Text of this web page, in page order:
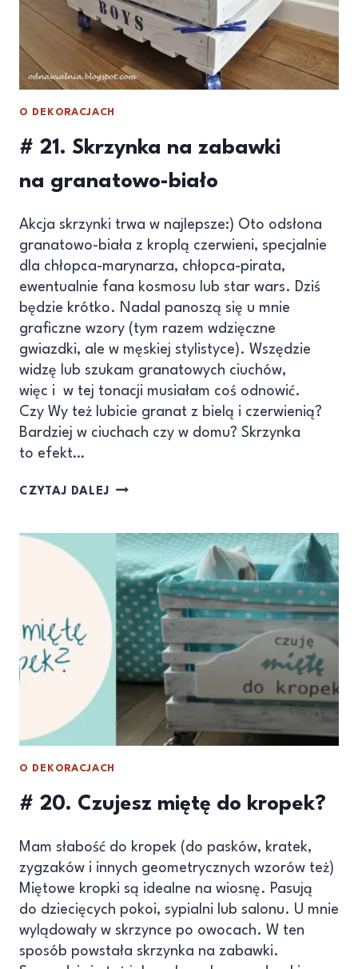
O DEKORACJACH
# 21. Skrzynka na zabawki
na granatowo-biało
Akcja skrzynki trwa w najlepsze:) Oto odsłona
granatowo-biała z kroplą czerwieni, specjalnie
dla chłopca-marynarza, chłopca-pirata,
ewentualnie fana kosmosu lub star wars. Dziś
będzie krótko. Nadal panoszą się u mnie
graficzne wzory (tym razem wdzięczne
gwiazdki, ale w męskiej stylistyce). Wszędzie
widzę lub szukam granatowych ciuchów,
więc i w tej tonacji musiałam coś odnowić.
Czy Wy też lubicie granat z bielą i czerwienią?
Bardziej w ciuchach czy w domu? Skrzynka
to efekt…
CZYTAJ DALEJ
O DEKORACJACH
# 20. Czujesz miętę do kropek?
Mam słabość do kropek (do pasków, kratek,
zygzaków i innych geometrycznych wzorów też)
Miętowe kropki są idealne na wiosnę. Pasują
do dziecięcych pokoi, sypialni lub salonu. U mnie
wylądowały w skrzynce po owocach. W ten
sposób powstała skrzynka na zabawki.